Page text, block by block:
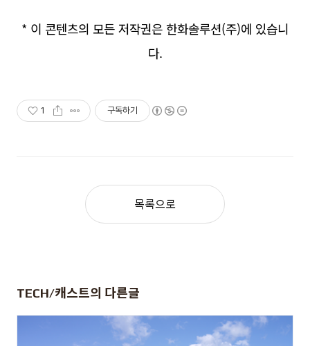
* 이 콘텐츠의 모든 저작권은 한화솔루션(주)에 있습니
다.
1 구독하기
목록으로
TECH/캐스트의 다른글